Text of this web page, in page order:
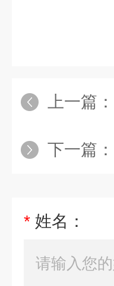
上一篇：
下一篇：
* 姓名：